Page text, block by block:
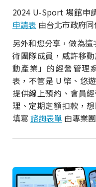
2024 U-Sport 場館申
申請表 由台北市政府
另外和您分享，做為
術團隊成員，威許移
動產業」的經營管理
表，不管是 U 幣、悠
提供線上預約、會員
理、定期定額扣款，
填寫 諮詢表單 由專業